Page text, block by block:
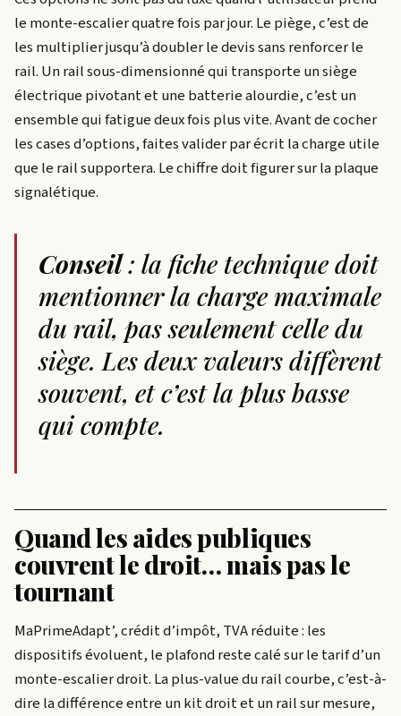
le monte-escalier quatre fois par jour. Le piège, c’est de
les multiplier jusqu’à doubler le devis sans renforcer le
rail. Un rail sous-dimensionné qui transporte un siège
électrique pivotant et une batterie alourdie, c’est un
ensemble qui fatigue deux fois plus vite. Avant de cocher
les cases d’options, faites valider par écrit la charge utile
que le rail supportera. Le chiffre doit figurer sur la plaque
signalétique.
Conseil: la fiche technique doit
mentionner la charge maximale
du rail, pas seulement celle du
siège. Les deux valeurs diffèrent
souvent, et c’est la plus basse
qui compte.
Quand les aides publiques
couvrent le droit… mais pas le
tournant
MaPrimeAdapt’, crédit d’impôt, TVA réduite : les
dispositifs évoluent, le plafond reste calé sur le tarif d’un
monte-escalier droit. La plus-value du rail courbe, c’est-à-
dire la différence entre un kit droit et un rail sur mesure,